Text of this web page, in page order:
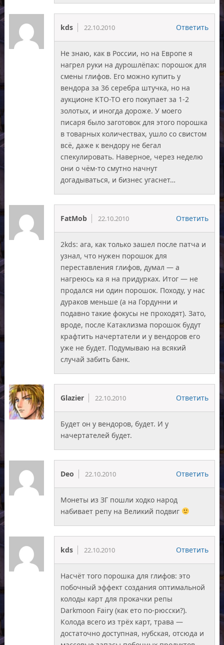
kds 22.10.2010 Ответить
Не знаю, как в России, но на Европе я
нагрел руки на дурошлёпах: порошок для
смены глифов. Его можно купить у
вендора за 36 серебра штучка, но на
аукционе КТО-ТО его покупает за 1-2
золотых, и иногда дороже. У моего
писаря было заготовок для этого порошка
в товарных количествах, ушло со свистом
всё, даже к вендору не бегал
спекулировать. Наверное, через неделю
они о чём-то смутно начнут
догадываться, и бизнес угаснет…
FatMob 22.10.2010 Ответить
2kds: ага, как только зашел после патча и
узнал, что нужен порошок для
переставления глифов, думал — а
нагреюсь ка я на придурках. Итог — не
продался ни один порошок. Походу, у нас
дураков меньше (а на Гордунни и
подавно такие фокусы не проходят). Зато,
вроде, после Катаклизма порошок будут
крафтить начертатели и у вендоров его
уже не будет. Подумываю на всякий
случай забить банк.
Glazier 22.10.2010 Ответить
Будет он у вендоров, будет. И у
начертателей будет.
Deo 22.10.2010 Ответить
Монеты из ЗГ пошли ходко народ
набивает репу на Великий подвиг
kds 22.10.2010 Ответить
Насчёт того порошка для глифов: это
побочный эффект создания оптимальной
колоды карт для прокачки репы
Darkmoon Fairy (как ето по-рюсски?).
Колода всего из трёх карт, трава —
достаточно доступная, нубская, отсюда и